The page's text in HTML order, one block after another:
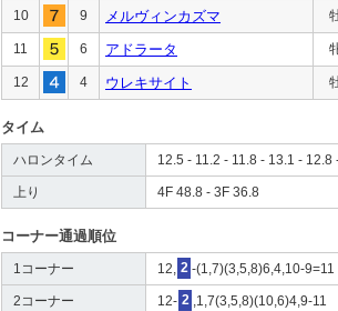
10 9 メルヴィンカズマ
11 6 アドラータ
12 4 ウレキサイト
タイム
ハロンタイム 12.5 - 11.2 - 11.8 - 13.1 -
上り 4F 48.8 - 3F 36.8
コーナー通過順位
1コーナー 12, 2 -(1,7)(3,5,8)6,4,10-9=11
2コーナー 12- 2 ,1,7(3,5,8)(10,6)4,9-11